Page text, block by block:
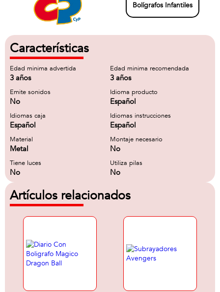
Bolígrafos Infantiles
Características
Edad minima advertida
3 años
Edad minima recomendada
3 años
Emite sonidos
No
Idioma producto
Español
Idiomas caja
Español
Idiomas instrucciones
Español
Material
Metal
Montaje necesario
No
Tiene luces
No
Utiliza pilas
No
Artículos relacionados